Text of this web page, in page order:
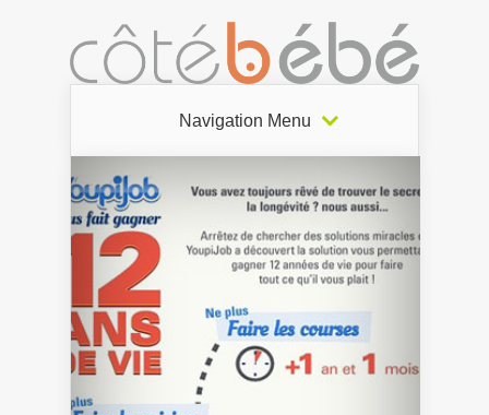
Navigation Menu